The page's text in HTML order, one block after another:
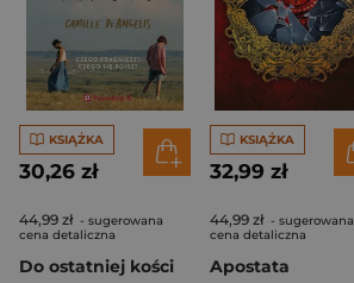
KSIĄŻKA
30,26 zł
44,99 zł - sugerowana
cena detaliczna
Do ostatniej kości
KSIĄŻKA
32,99 zł
44,99 zł - sugerowana
cena detaliczna
Apostata